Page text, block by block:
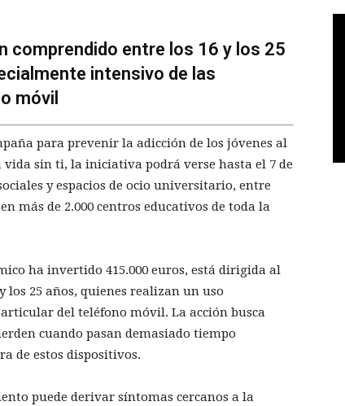
comprendido entre los 16 y los 25
intensivo de las
móvil
para prevenir la adicción de los jóvenes al
vida sin ti, la iniciativa podrá verse hasta el 7 de
y espacios de ocio universitario, entre
más de 2.000 centros educativos de toda la
ha invertido 415.000 euros, está dirigida al
los 25 años, quienes realizan un uso
del teléfono móvil. La acción busca
cuando pasan demasiado tiempo
de estos dispositivos.
puede derivar síntomas cercanos a la